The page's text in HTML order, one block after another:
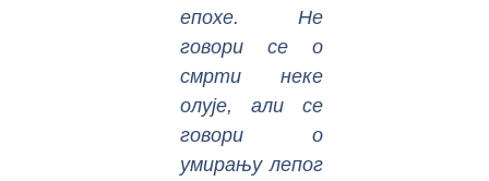
епохе. Не
говори се о
смрти неке
олује, али се
говори о
умирању лепог